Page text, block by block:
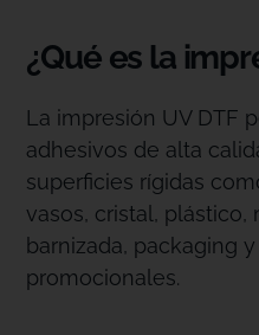
¿Qué es la
La impresión UV DTF
adhesivos de alta
superficies rígidas
vasos, cristal, plástico,
barnizada, packaging
promocionales.